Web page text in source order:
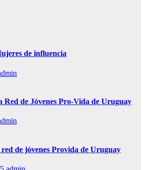
de influencia
Red de Jóvenes Pro-Vida de Uruguay
de jóvenes Provida de Uruguay